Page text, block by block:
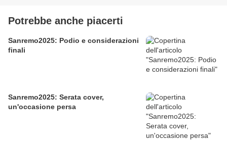
Potrebbe anche piacerti
Sanremo2025: Podio e considerazioni
finali
Sanremo2025: Serata cover,
un'occasione persa